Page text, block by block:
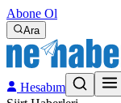
Abone Ol
Ara
Hesabım